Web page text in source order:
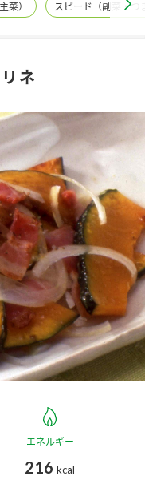
調味酢
ぽん酢
鍋用調味料
たれ
中華
菜） スピード（副菜・つ
ネ
エネルギー
216 kcal